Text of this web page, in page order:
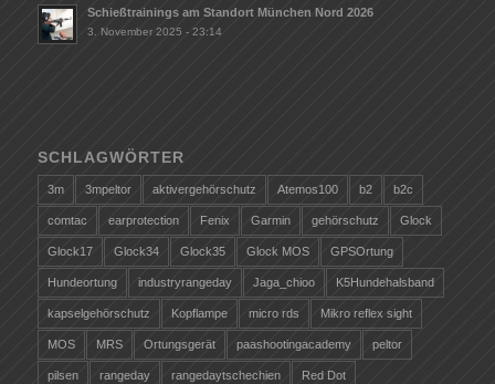
Schießtrainings am Standort München Nord 2026
3. November 2025 - 23:14
SCHLAGWÖRTER
3m 3mpeltor aktivergehörschutz Atemos100 b2 b2c
comtac earprotection Fenix Garmin gehörschutz Glock
Glock17 Glock34 Glock35 Glock MOS GPSOrtung
Hundeortung industryrangeday Jaga_chioo K5Hundehalsband
kapselgehörschutz Kopflampe micro rds Mikro reflex sight
MOS MRS Ortungsgerät paashootingacademy peltor
pilsen rangeday rangedaytschechien Red Dot